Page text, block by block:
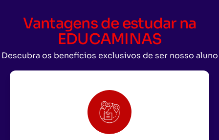
Vantagens de estudar na
EDUCAMINAS
Descubra os benefícios exclusivos de ser nosso aluno